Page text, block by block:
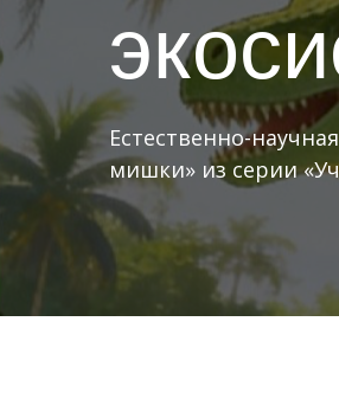
Естественно-
мишки» из серии